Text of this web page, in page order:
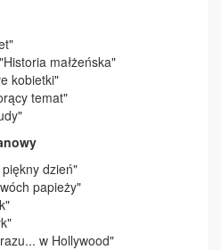
małżeńska"
kobietki"
temat"
dzień"
papieży"
w Hollywood"